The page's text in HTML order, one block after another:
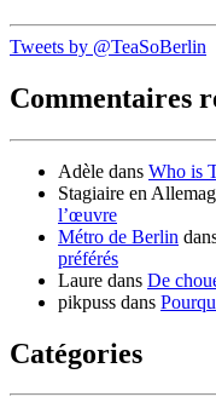
Tweets by @TeaSoBerlin
Commentaires
Adèle dans Who is
Stagiaire en
l’œuvre
Métro de Berlin
préférés
Laure dans De
pikpuss dans
Catégories